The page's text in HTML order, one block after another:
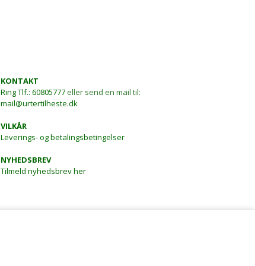
KONTAKT
RingTlf.: 60805777eller send en mail til:
mail@urtertilheste.dk
VILKÅR
Leverings- og betalingsbetingelser
NYHEDSBREV
Tilmeld nyhedsbrev her